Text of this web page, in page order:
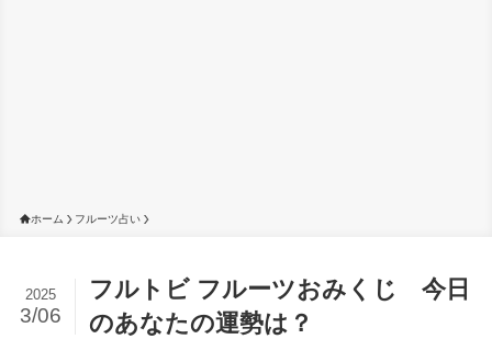
ホーム フルーツ占い
フルトビ フルーツおみくじ 今日
のあなたの運勢は？
2025
3/06